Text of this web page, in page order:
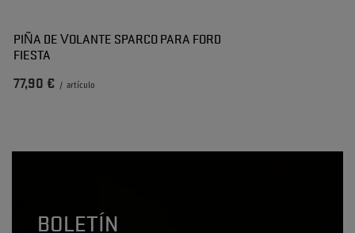
PIÑA DE VOLANTE SPARCO PARA FORD
FIESTA
77,90 € / artículo
BOLETÍN